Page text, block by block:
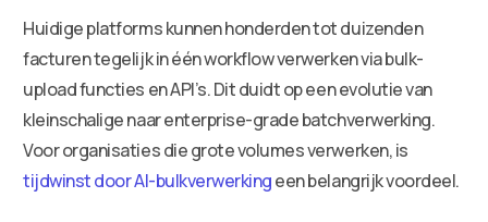
Huidige platforms kunnen honderden tot duizenden
facturen tegelijk in één workflow verwerken via bulk-
upload functies en API’s. Dit duidt op een evolutie van
kleinschalige naar enterprise-grade batchverwerking.
Voor organisaties die grote volumes verwerken, is
tijdwinst door AI-bulkverwerkingeen belangrijk voordeel.